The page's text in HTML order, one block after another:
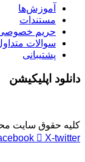
آموزش‌ها
مستندات
حریم
سوالات
پشتیبانی
دانلود اپلیکیشن
کلیه حقوق سایت
X-twitter